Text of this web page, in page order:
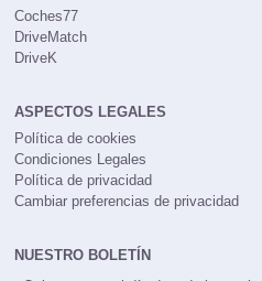
Coches77
DriveMatch
DriveK
ASPECTOS LEGALES
Política de cookies
Condiciones Legales
Política de privacidad
Cambiar preferencias de privacidad
NUESTRO BOLETÍN